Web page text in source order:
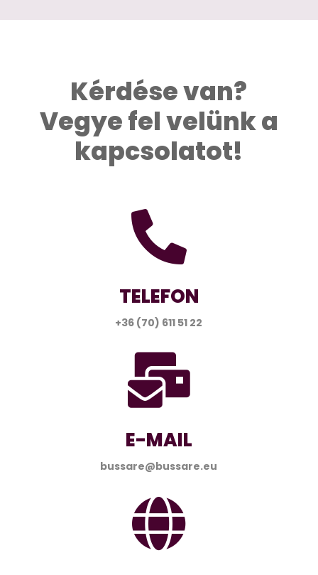
Kérdése van?
Vegye fel velünk a
kapcsolatot!

TELEFON
+36 (70) 611 51 22

E-MAIL
bussare@bussare.eu
